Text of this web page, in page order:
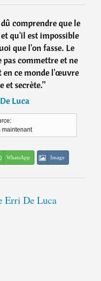
comprendre que le
qu'il est impossible
que l'on fasse. Le
pas commettre et ne
en ce monde l'œuvre
et secrète.”
Luca
maintenant
WhatsApp Image
Erri De Luca